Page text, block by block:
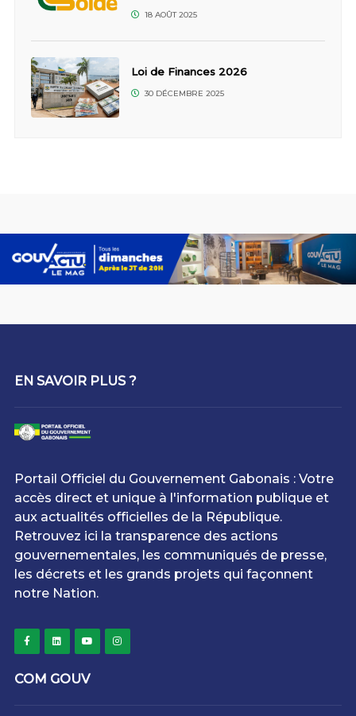
18 AOÛT 2025
Loi de Finances 2026
30 DÉCEMBRE 2025
EN SAVOIR PLUS ?
Portail Officiel du Gouvernement Gabonais : Votre
accès direct et unique à l'information publique et
aux actualités officielles de la République.
Retrouvez ici la transparence des actions
gouvernementales, les communiqués de presse,
les décrets et les grands projets qui façonnent
notre Nation.
COM GOUV